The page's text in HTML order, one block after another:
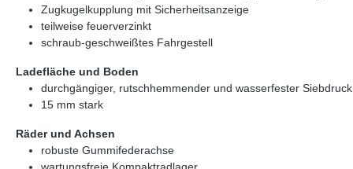
Zugkugelkupplung mit Sicherheitsanzeige
teilweise feuerverzinkt
schraub-geschweißtes Fahrgestell
Ladefläche und Boden
durchgängiger, rutschhemmender und wasserfester
15 mm stark
Räder und Achsen
robuste Gummifederachse
wartungsfreie Kompaktradlager